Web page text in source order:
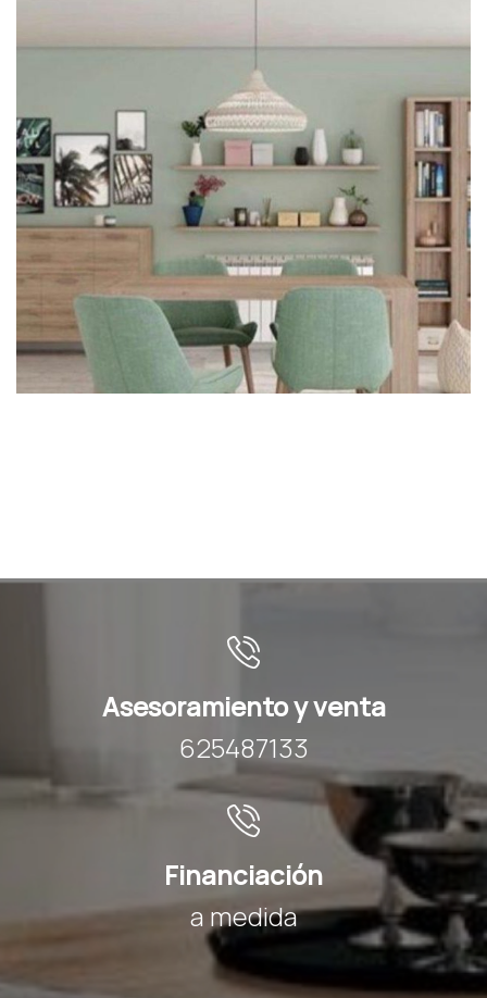
Asesoramiento y venta
625487133
Financiación
a medida